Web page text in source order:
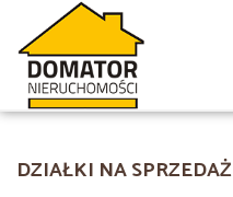
DZIAŁKI NA SPRZEDAŻ